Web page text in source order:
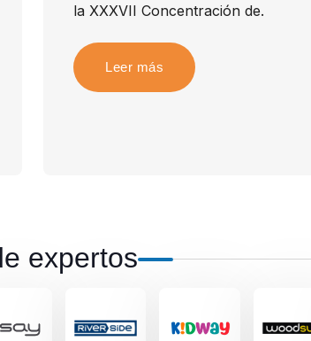
la XXXVII Concentración de.
Leer más
expertos